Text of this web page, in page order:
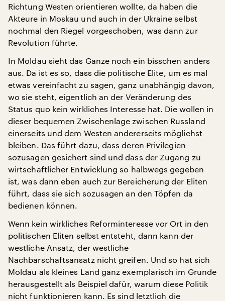
Richtung Westen orientieren wollte, da haben die
Akteure in Moskau und auch in der Ukraine selbst
nochmal den Riegel vorgeschoben, was dann zur
Revolution führte.
In Moldau sieht das Ganze noch ein bisschen anders
aus. Da ist es so, dass die politische Elite, um es mal
etwas vereinfacht zu sagen, ganz unabhängig davon,
wo sie steht, eigentlich an der Veränderung des
Status quo kein wirkliches Interesse hat. Die wollen in
dieser bequemen Zwischenlage zwischen Russland
einerseits und dem Westen andererseits möglichst
bleiben. Das führt dazu, dass deren Privilegien
sozusagen gesichert sind und dass der Zugang zu
wirtschaftlicher Entwicklung so halbwegs gegeben
ist, was dann eben auch zur Bereicherung der Eliten
führt, dass sie sich sozusagen an den Töpfen da
bedienen können.
Wenn kein wirkliches Reforminteresse vor Ort in den
politischen Eliten selbst entsteht, dann kann der
westliche Ansatz, der westliche
Nachbarschaftsansatz nicht greifen. Und so hat sich
Moldau als kleines Land ganz exemplarisch im Grunde
herausgestellt als Beispiel dafür, warum diese Politik
nicht funktionieren kann. Es sind letztlich die